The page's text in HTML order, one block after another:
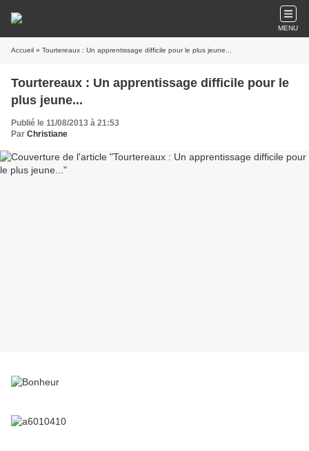
MENU
Accueil » Tourtereaux : Un apprentissage difficile pour le plus jeune...
Tourtereaux : Un apprentissage difficile pour le
plus jeune...
Publié le 11/08/2013 à 21:53
Par Christiane